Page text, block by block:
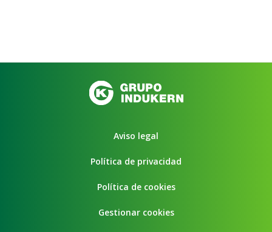
Aviso legal
Política de privacidad
Política de cookies
Gestionar cookies